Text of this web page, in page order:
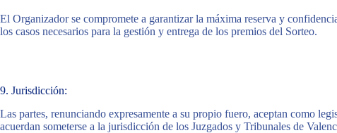
El Organizador se compromete a garantizar la máxima reserva y
los casos necesarios para la gestión y entrega de los premios del Sorteo.
9. Jurisdicción:
Las partes, renunciando expresamente a su propio fuero, aceptan como
acuerdan someterse a la jurisdicción de los Juzgados y Tribunales de